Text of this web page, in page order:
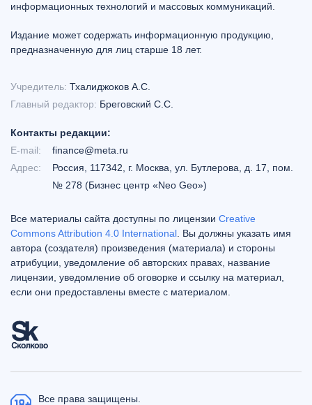
информационных технологий и массовых коммуникаций.
Издание может содержать информационную продукцию,
предназначенную для лиц старше 18 лет.
Учредитель: Тхалиджоков А.С.
Главный редактор: Бреговский С.С.
Контакты редакции:
E-mail:
finance@meta.ru
Адрес:
Россия, 117342, г. Москва, ул. Бутлерова, д. 17, пом.
№ 278 (Бизнес центр «Neo Geo»)
Все материалы сайта доступны по лицензии Creative
Commons Attribution 4.0 International . Вы должны указать имя
автора (создателя) произведения (материала) и стороны
атрибуции, уведомление об авторских правах, название
лицензии, уведомление об оговорке и ссылку на материал,
если они предоставлены вместе с материалом.
Все права защищены.